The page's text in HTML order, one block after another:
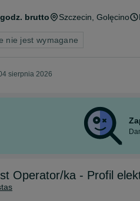
godz. brutto Szczecin, Golęcino
nie jest wymagane
sierpnia 2026
Operator/ka - Profil